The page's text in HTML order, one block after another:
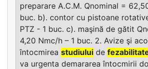
preparare A.C.M. Qnominal =
buc. b). contor cu pistoane
PTZ - 1 buc. c). maşină de gătit
4,20 Nmc/h – 1 buc. 2. Avize şi
întocmirea studiului de
va urgenta demararea întocmirii